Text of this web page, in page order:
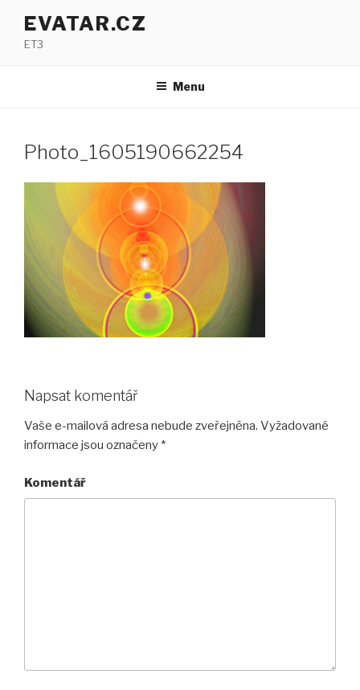
obsahu
EVATAR.CZ
ET3
Menu
Photo_1605190662254
Napsat komentář
Vaše e-mailová adresa nebude zveřejněna. Vyžadované
informace jsou označeny *
Komentář